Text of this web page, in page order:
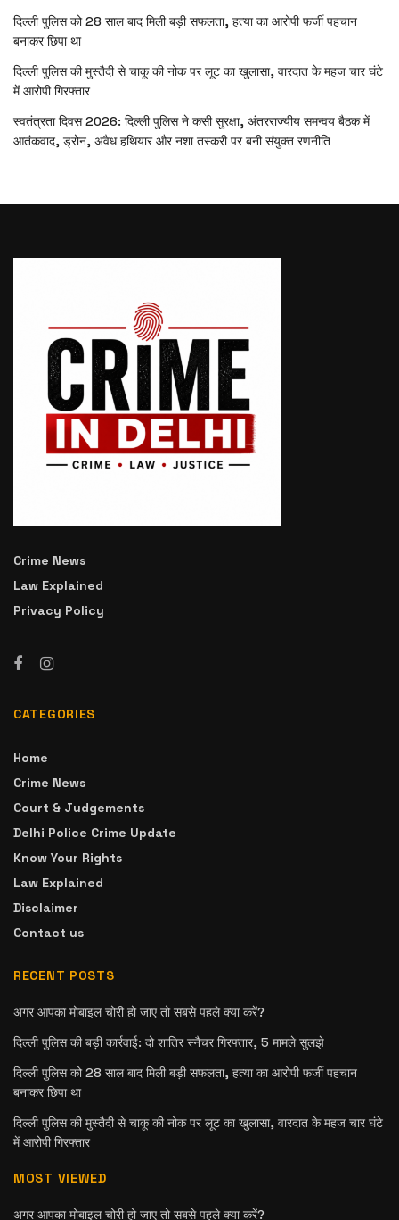
दिल्ली पुलिस को 28 साल बाद मिली बड़ी सफलता, हत्या का आरोपी फर्जी पहचान
बनाकर छिपा था
दिल्ली पुलिस की मुस्तैदी से चाकू की नोक पर लूट का खुलासा, वारदात के महज चार घंटे
में आरोपी गिरफ्तार
स्वतंत्रता दिवस 2026: दिल्ली पुलिस ने कसी सुरक्षा, अंतरराज्यीय समन्वय बैठक में
आतंकवाद, ड्रोन, अवैध हथियार और नशा तस्करी पर बनी संयुक्त रणनीति
Crime News
Law Explained
Privacy Policy
CATEGORIES
Home
Crime News
Court & Judgements
Delhi Police Crime Update
Know Your Rights
Law Explained
Disclaimer
Contact us
RECENT POSTS
अगर आपका मोबाइल चोरी हो जाए तो सबसे पहले क्या करें?
दिल्ली पुलिस की बड़ी कार्रवाई: दो शातिर स्नैचर गिरफ्तार, 5 मामले सुलझे
दिल्ली पुलिस को 28 साल बाद मिली बड़ी सफलता, हत्या का आरोपी फर्जी पहचान
बनाकर छिपा था
दिल्ली पुलिस की मुस्तैदी से चाकू की नोक पर लूट का खुलासा, वारदात के महज चार घंटे
में आरोपी गिरफ्तार
MOST VIEWED
अगर आपका मोबाइल चोरी हो जाए तो सबसे पहले क्या करें?